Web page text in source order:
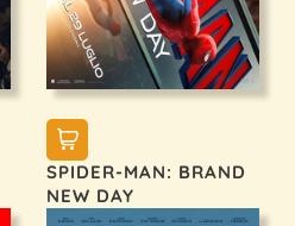
SPIDER-MAN: BRAND
NEW DAY